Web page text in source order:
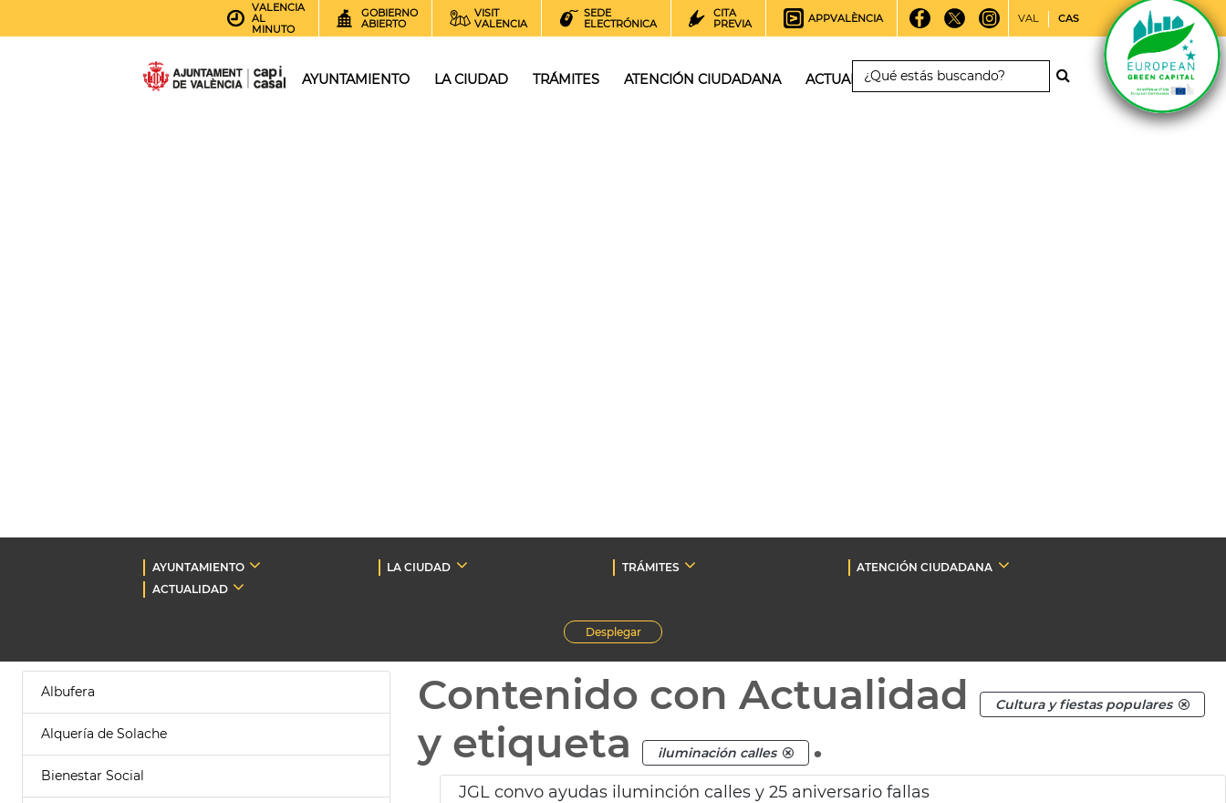
VALENCIA
AL
MINUTO
GOBIERNO
ABIERTO
VISIT
VALENCIA
SEDE
ELECTRÓNICA
CITA
PREVIA
APPVALÈNCIA VAL CAS
AYUNTAMIENTO LA CIUDAD TRÁMITES ATENCIÓN CIUDADANA ACTUALIDAD
AYUNTAMIENTO LA CIUDAD TRÁMITES
ATENCIÓN CIUDADANA
ACTUALIDAD
Desplegar
Albufera
Alquería de Solache
Bienestar Social
Contenido con Actualidad Cultura y fiestas populares
y etiqueta iluminación calles .
JGL convo ayudas iluminción calles y 25 aniversario fallas